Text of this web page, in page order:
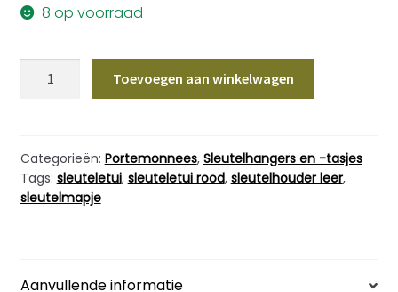
8 op voorraad
Sleutelmapje
met
sleutelring
aantal
Toevoegen aan winkelwagen
Categorieën: Portemonnees, Sleutelhangers en -tasjes
Tags: sleuteletui, sleuteletui rood, sleutelhouder leer,
sleutelmapje
Aanvullende informatie